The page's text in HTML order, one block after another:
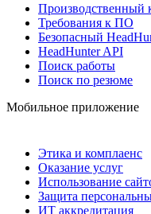
Производственный
Требования к ПО
Безопасный
HeadHunter API
Поиск работы
Поиск по резюме
Мобильное приложение
Этика и комплаенс
Оказание услуг
Использование
Защита
ИТ аккредитация